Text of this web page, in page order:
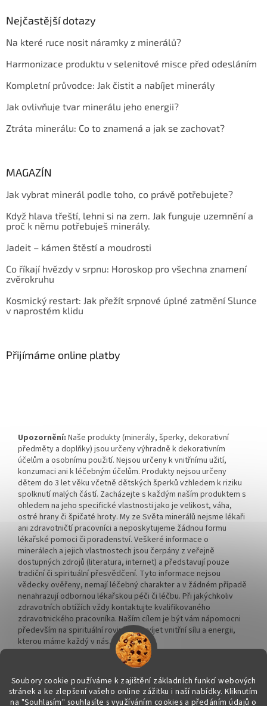
Soubory cookie používáme k zajištění základních funkcí webových
stránek a ke zlepšení vašeho online zážitku i naší nabídky. Kliknutím
na "Souhlasím" souhlasíte s využíváním cookies a předáním údajů o
Nejčastější dotazy
Na které ruce nosit náramky z minerálů?
Harmonizace produktu v selenitové misce před odesláním
Kompletní průvodce: Jak čistit a nabíjet minerály
Jak ovlivňuje tvar minerálu jeho energii?
Ztráta minerálu: Co to znamená a jak se zachovat?
MAGAZÍN
Jak vybrat minerál podle toho, co právě potřebujete?
Když hlava třeští, lehni si na zem. Jak funguje uzemnění a
proč k němu potřebuješ minerály.
Jadeit – kámen štěstí a moudrosti
Co říkají hvězdy v srpnu: Horoskop pro všechna znamení
zvěrokruhu
Kosmický restart: Jak přežít srpnové úplné zatmění Slunce
v naprostém klidu
Přijímáme online platby
Upozornění: Naše produkty (minerály, šperky, dekorativní
předměty a doplňky) jsou určeny výhradně k dekorativním
účelům a osobnímu použití. Nejsou určeny k vnitřnímu užití,
konzumaci ani k léčebným účelům. Produkty nejsou určeny
dětem do 3 let věku včetně dětských šperků vzhledem k riziku
spolknutí malých částí. Zacházejte s každým naším produktem s
ohledem na jeho specifické vlastnosti jako je velikost, váha,
ostré hrany či špičaté hroty. My ze Světa minerálů nejsme lékaři
ani zdravotničtí pracovníci a neposkytujeme žádnou formu
lékařské pomoci či poradenství. Veškeré informace o
minerálech a jejich vlastnostech jsou čerpány z veřejně
dostupných zdrojů (literatura, internet) a představují pouze
tradiční či spirituální přesvědčení. Tyto informace nejsou
vědecky ověřeny, nemají léčebný charakter a v žádném případě
nenahrazují odbornou lékařskou péči či léčbu. Při jakýchkoliv
zdravotních obtížích vždy kontaktujte kvalifikovaného
zdravotnického pracovníka. Naším cílem je být vám nápomocni
především na spirituální rovině a rozvíjet vnitřní sílu a energii,
kterou máme každý v nás.